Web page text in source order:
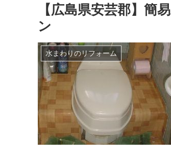
【広島県安芸郡】簡
ン
水まわりのリフォーム